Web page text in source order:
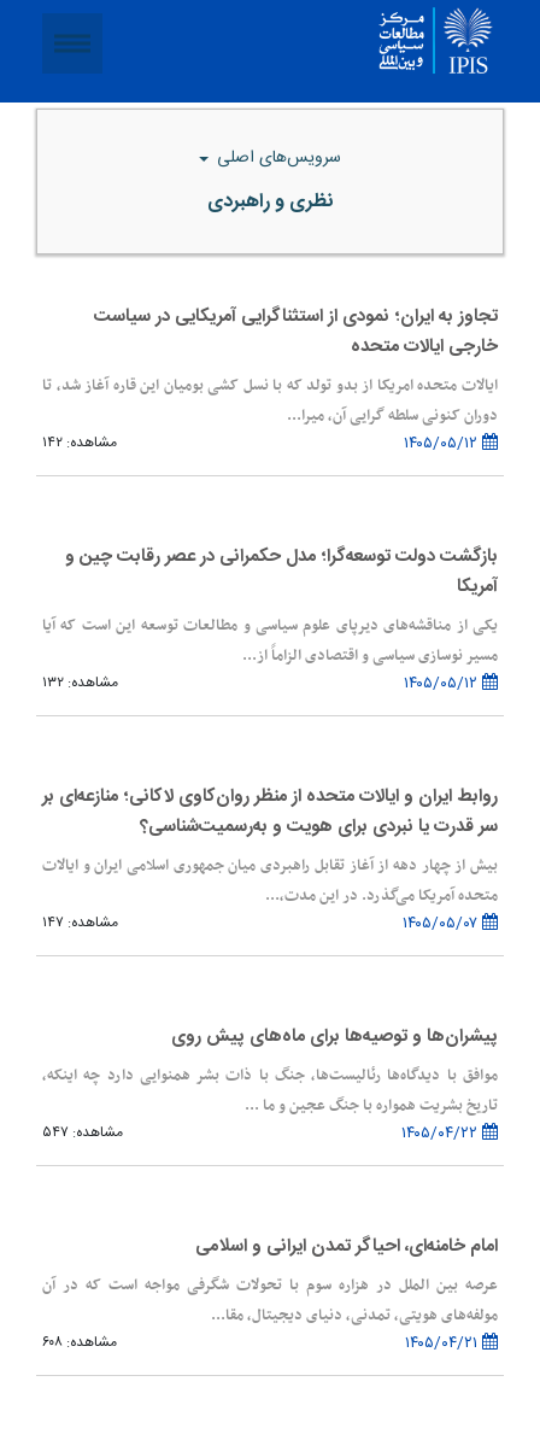
سرویس‌های اصلی
نظری و راهبردی
تجاوز به ایران؛ نمودی از استثناگرایی آمریکایی در سیاست
خارجی ایالات متحده
ایالات متحده امریکا از بدو تولد که با نسل کشی بومیان این قاره آغاز شد، تا
دوران کنونی سلطه گرایی آن، میرا...
مشاهده: ۱۴۲
بازگشت دولت توسعه‌گرا؛ مدل حکمرانی در عصر رقابت چین و
آمریکا
یکی از مناقشه‌های دیرپای علوم سیاسی و مطالعات توسعه این است که آیا
مسیر نوسازی سیاسی و اقتصادی الزاماً از...
مشاهده: ۱۳۲
روابط ایران و ایالات متحده از منظر روان‌کاوی لاکانی؛ منازعه‌ای بر
سر قدرت یا نبردی برای هویت و به‌رسمیت‌شناسی؟
بیش از چهار دهه از آغاز تقابل راهبردی میان جمهوری اسلامی ایران و ایالات
متحده آمریکا می‌گذرد. در این مدت،...
مشاهده: ۱۴۷
پیشران‌ها و توصیه‌ها برای ماه‌های پیش روی
موافق با دیدگاه‌ها رئالیست‌ها، جنگ با ذات بشر همنوایی دارد چه اینکه،
تاریخ بشریت همواره با جنگ عجین و ما ...
مشاهده: ۵۴۷
امام خامنه‌ای، احیاگر تمدن‌ ایرانی و اسلامی
عرصه بین الملل در هزاره سوم با تحولات شگرفی مواجه است که در آن
مولفه‌های هویتی، تمدنی، دنیای دیجیتال، مقا...
مشاهده: ۶۰۸